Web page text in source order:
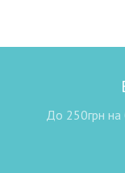
До 250грн на